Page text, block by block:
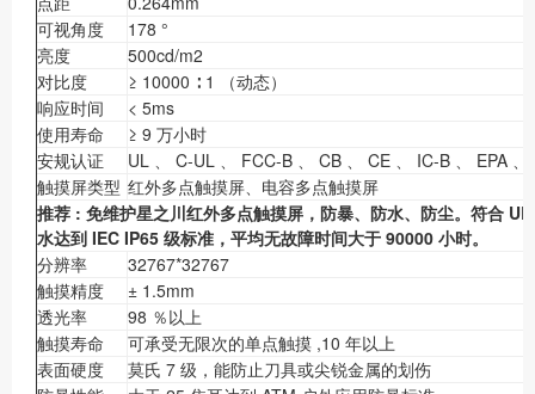
可视角度
178 °
亮度
500cd/m2
对比度
≥ 10000 ∶ 1 （动态）
响应时间
< 5ms
使用寿命
≥ 9 万小时
安规认证
UL 、 C-UL 、 FCC-B 、 CB 、 CE 、 IC-B 、 EPA 、
触摸屏类型 红外多点触摸屏、电容多点触摸屏
推荐 : 免维护星之川红外多点触摸屏，防暴、防水、防尘。符合
水达到 IEC IP65 级标准，平均无故障时间大于 90000 小时。
分辨率
32767*32767
触摸精度
± 1.5mm
透光率
98 ％以上
触摸寿命
可承受无限次的单点触摸 ,10 年以上
表面硬度
莫氏 7 级，能防止刀具或尖锐金属的划伤